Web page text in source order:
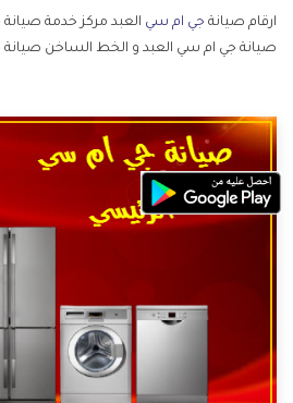
ارقام صيانة جي ام سي العبد مركز خدمة
صيانة جي ام سي العبد و الخط الساخن صيانة